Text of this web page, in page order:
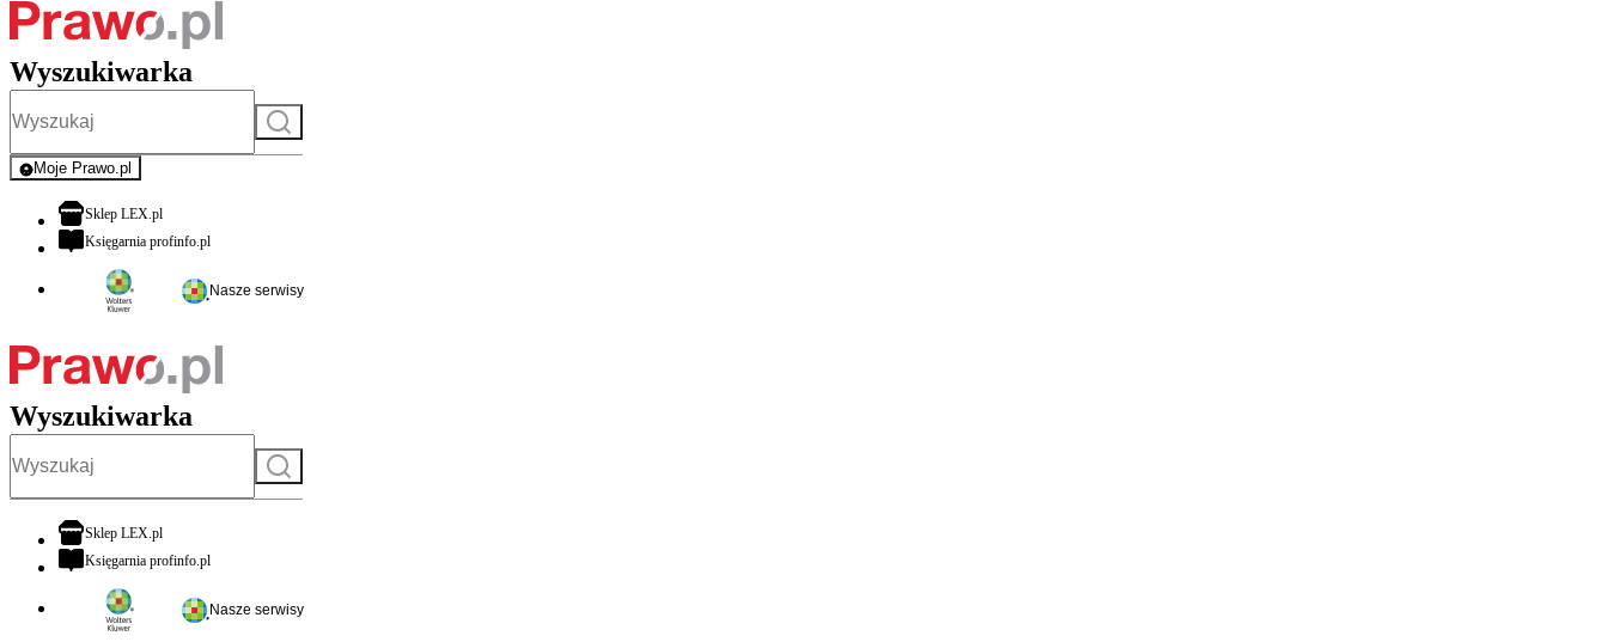
Wyszukiwarka
Szukaj
Moje Prawo.pl
- rejestracja i logowanie do serwisu
Sklep LEX.plotwiera się w nowej karcie
Księgarnia profinfo.plotwiera się w nowej karcie
Nasze serwisy
Wyszukiwarka
Szukaj
Sklep LEX.plotwiera się w nowej karcie
Księgarnia profinfo.plotwiera się w nowej karcie
Nasze serwisy